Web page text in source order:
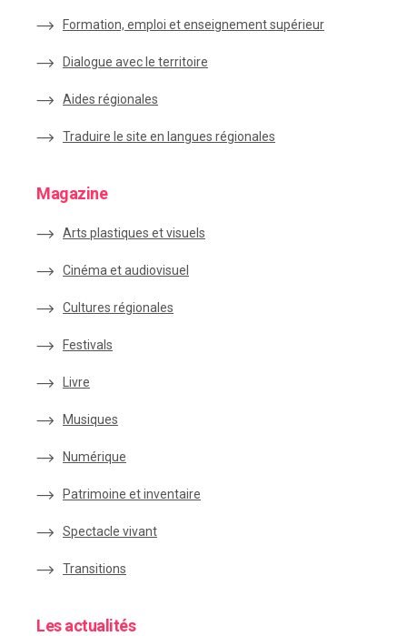
Formation, emploi et enseignement supérieur
Dialogue avec le territoire
Aides régionales
Traduire le site en langues régionales
Magazine
Arts plastiques et visuels
Cinéma et audiovisuel
Cultures régionales
Festivals
Livre
Musiques
Numérique
Patrimoine et inventaire
Spectacle vivant
Transitions
Les actualités